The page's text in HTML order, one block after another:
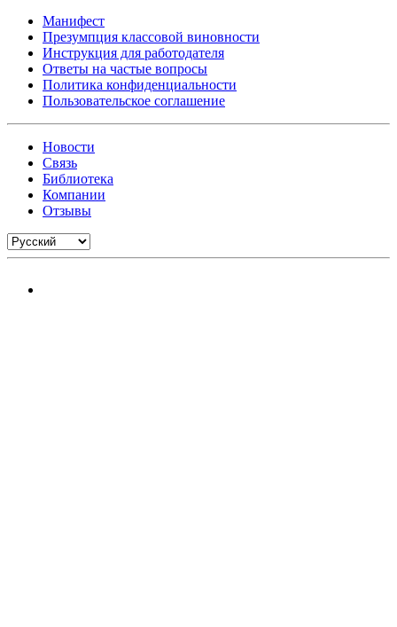
Манифест
Презумпция классовой виновности
Инструкция для работодателя
Ответы на частые вопросы
Политика конфиденциальности
Пользовательское соглашение
Новости
Связь
Библиотека
Компании
Отзывы